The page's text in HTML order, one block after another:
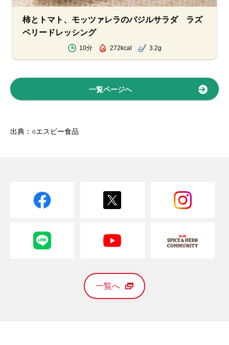
柿とトマト、モッツァレラのバジルサラダ ラズ
ベリードレッシング
10分 272kcal 3.2g
一覧ページへ
出典：○エスビー食品
一覧へ